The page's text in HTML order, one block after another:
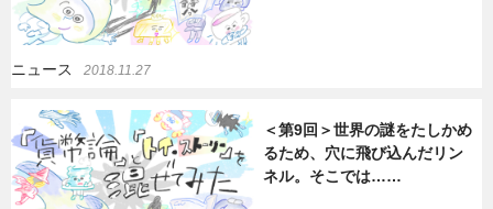
ニュース 2018.11.27
＜第9回＞世界の謎をたしかめ
るため、穴に飛び込んだリン
ネル。そこでは……